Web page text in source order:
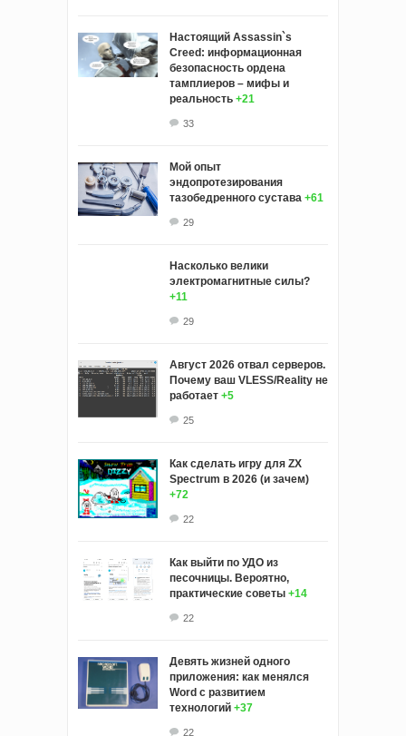
Настоящий Assassin`s
Creed: информационная
безопасность ордена
тамплиеров – мифы и
реальность +21
33
Мой опыт
эндопротезирования
тазобедренного сустава +61
29
Насколько велики
электромагнитные силы?
+11
29
Август 2026 отвал серверов.
Почему ваш VLESS/Reality не
работает +5
25
Как сделать игру для ZX
Spectrum в 2026 (и зачем)
+72
22
Как выйти по УДО из
песочницы. Вероятно,
практические советы +14
22
Девять жизней одного
приложения: как менялся
Word с развитием
технологий +37
22